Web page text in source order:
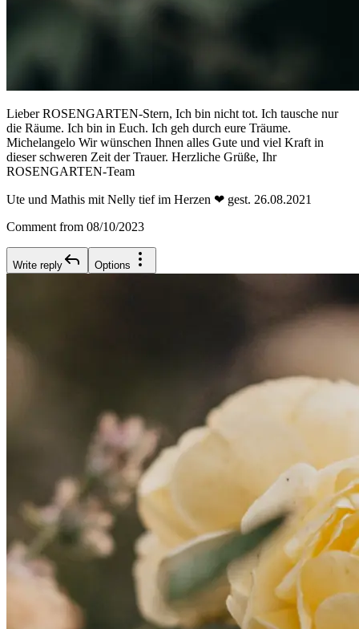
Lieber ROSENGARTEN-Stern, Ich bin nicht tot. Ich tausche nur
die Räume. Ich bin in Euch. Ich geh durch eure Träume.
Michelangelo Wir wünschen Ihnen alles Gute und viel Kraft in
dieser schweren Zeit der Trauer. Herzliche Grüße, Ihr
ROSENGARTEN-Team
Ute und Mathis mit Nelly tief im Herzen ❤ gest. 26.08.2021
Comment from 08/10/2023
Write reply Options